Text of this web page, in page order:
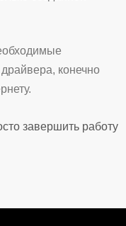
конечно
завершить работу